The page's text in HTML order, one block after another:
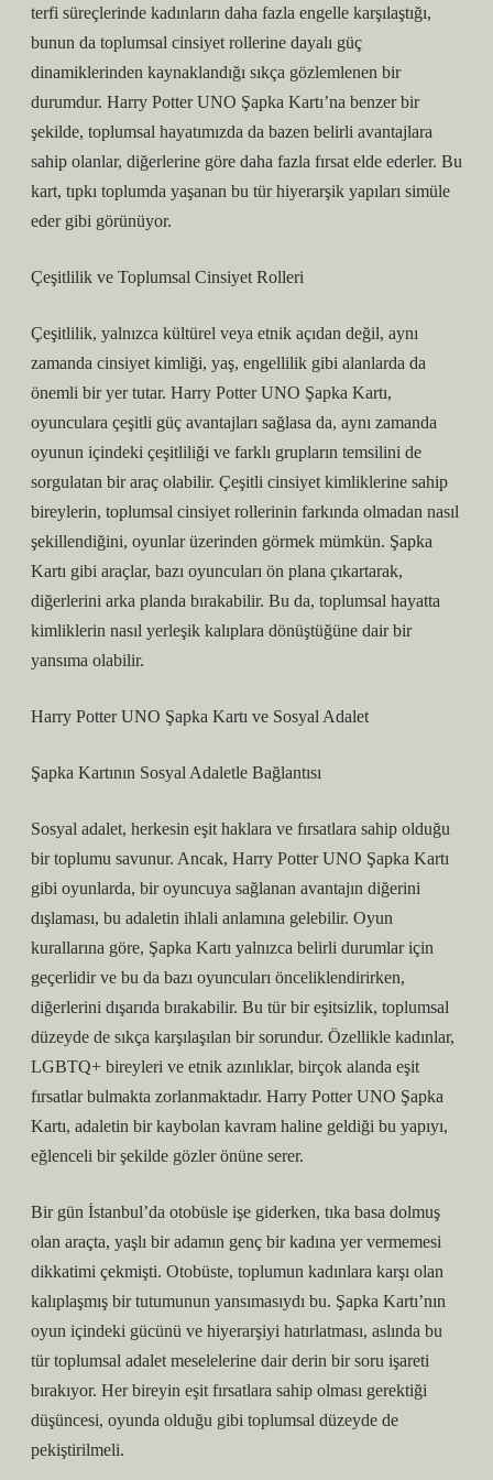
terfi süreçlerinde kadınların daha fazla engelle karşılaştığı,
bunun da toplumsal cinsiyet rollerine dayalı güç
dinamiklerinden kaynaklandığı sıkça gözlemlenen bir
durumdur. Harry Potter UNO Şapka Kartı’na benzer bir
şekilde, toplumsal hayatımızda da bazen belirli avantajlara
sahip olanlar, diğerlerine göre daha fazla fırsat elde ederler. Bu
kart, tıpkı toplumda yaşanan bu tür hiyerarşik yapıları simüle
eder gibi görünüyor.
Çeşitlilik ve Toplumsal Cinsiyet Rolleri
Çeşitlilik, yalnızca kültürel veya etnik açıdan değil, aynı
zamanda cinsiyet kimliği, yaş, engellilik gibi alanlarda da
önemli bir yer tutar. Harry Potter UNO Şapka Kartı,
oyunculara çeşitli güç avantajları sağlasa da, aynı zamanda
oyunun içindeki çeşitliliği ve farklı grupların temsilini de
sorgulatan bir araç olabilir. Çeşitli cinsiyet kimliklerine sahip
bireylerin, toplumsal cinsiyet rollerinin farkında olmadan nasıl
şekillendiğini, oyunlar üzerinden görmek mümkün. Şapka
Kartı gibi araçlar, bazı oyuncuları ön plana çıkartarak,
diğerlerini arka planda bırakabilir. Bu da, toplumsal hayatta
kimliklerin nasıl yerleşik kalıplara dönüştüğüne dair bir
yansıma olabilir.
Harry Potter UNO Şapka Kartı ve Sosyal Adalet
Şapka Kartının Sosyal Adaletle Bağlantısı
Sosyal adalet, herkesin eşit haklara ve fırsatlara sahip olduğu
bir toplumu savunur. Ancak, Harry Potter UNO Şapka Kartı
gibi oyunlarda, bir oyuncuya sağlanan avantajın diğerini
dışlaması, bu adaletin ihlali anlamına gelebilir. Oyun
kurallarına göre, Şapka Kartı yalnızca belirli durumlar için
geçerlidir ve bu da bazı oyuncuları önceliklendirirken,
diğerlerini dışarıda bırakabilir. Bu tür bir eşitsizlik, toplumsal
düzeyde de sıkça karşılaşılan bir sorundur. Özellikle kadınlar,
LGBTQ+ bireyleri ve etnik azınlıklar, birçok alanda eşit
fırsatlar bulmakta zorlanmaktadır. Harry Potter UNO Şapka
Kartı, adaletin bir kaybolan kavram haline geldiği bu yapıyı,
eğlenceli bir şekilde gözler önüne serer.
Bir gün İstanbul’da otobüsle işe giderken, tıka basa dolmuş
olan araçta, yaşlı bir adamın genç bir kadına yer vermemesi
dikkatimi çekmişti. Otobüste, toplumun kadınlara karşı olan
kalıplaşmış bir tutumunun yansımasıydı bu. Şapka Kartı’nın
oyun içindeki gücünü ve hiyerarşiyi hatırlatması, aslında bu
tür toplumsal adalet meselelerine dair derin bir soru işareti
bırakıyor. Her bireyin eşit fırsatlara sahip olması gerektiği
düşüncesi, oyunda olduğu gibi toplumsal düzeyde de
pekiştirilmeli.